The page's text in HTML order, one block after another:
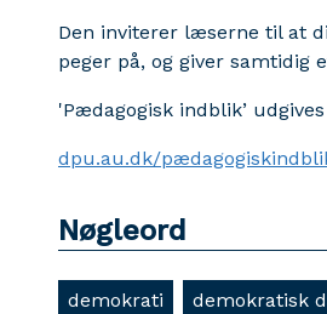
Den inviterer læserne til at
peger på, og giver samtidig
'Pædagogisk indblik’
dpu.au.dk/
Nøgleord
demokrati demokratisk